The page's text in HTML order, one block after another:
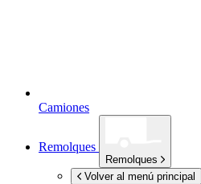
Camiones
Remolques
Remolques
Volver al menú principal